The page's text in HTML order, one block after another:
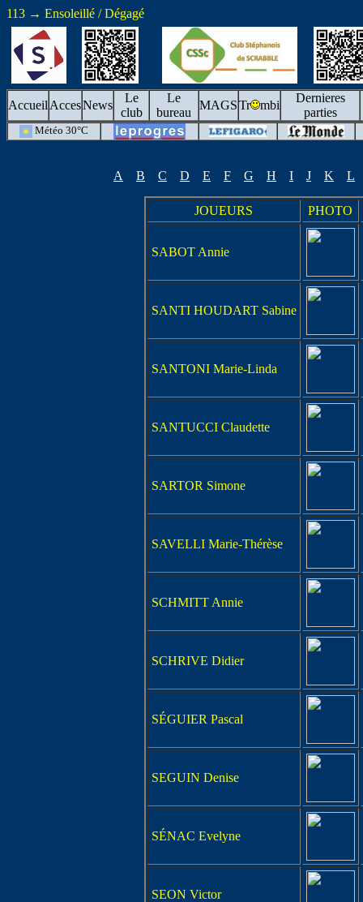
113 → Ensoleillé / Dégagé
Accueil AccesNews
Le
club
Le
bureau
MAGSTr mbi
Dernieres
parties
Météo 30°C
A B C D E F G H I J K L
JOUEURS PHOTO
SABOT Annie
SANTI HOUDART Sabine
SANTONI Marie-Linda
SANTUCCI Claudette
SARTOR Simone
SAVELLI Marie-Thérèse
SCHMITT Annie
SCHRIVE Didier
SÉGUIER Pascal
SEGUIN Denise
SÉNAC Evelyne
SEON Victor